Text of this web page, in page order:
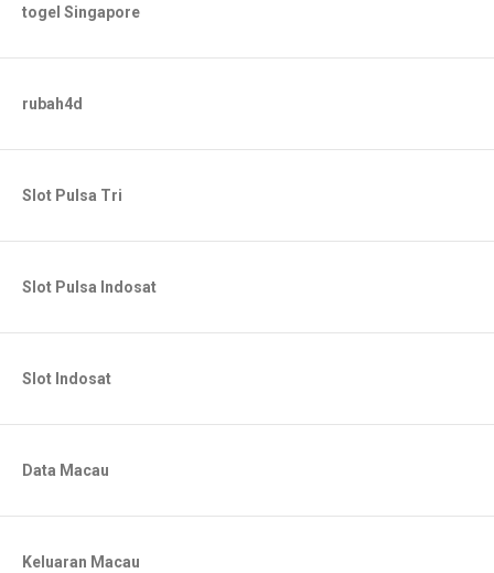
togel Singapore
rubah4d
Slot Pulsa Tri
Slot Pulsa Indosat
Slot Indosat
Data Macau
Keluaran Macau